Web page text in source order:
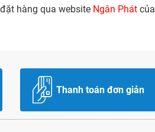
hàng qua website Ngân Phát của
Thanh toán đơn giản